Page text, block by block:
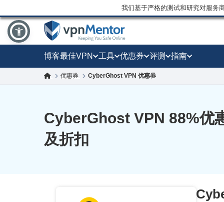
我们基于严格的测试和研究对服务
博客最佳VPN 工具 优惠券 评测 指南
优惠券 CyberGhost VPN 优惠券
CyberGhost VPN 88%优
及折扣